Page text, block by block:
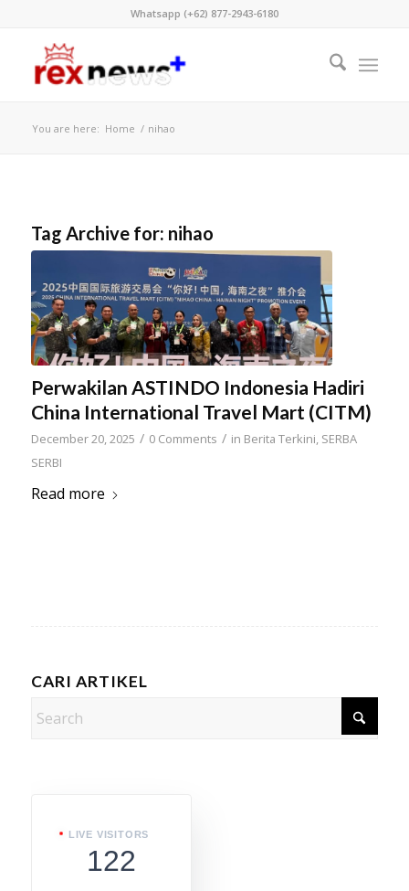
Whatsapp (+62) 877-2943-6180
You are here: Home / nihao
Tag Archive for: nihao
Perwakilan ASTINDO Indonesia Hadiri
China International Travel Mart (CITM)
December 20, 2025 / 0 Comments / in Berita Terkini, SERBA
SERBI
Read more
CARI ARTIKEL
LIVE VISITORS
122